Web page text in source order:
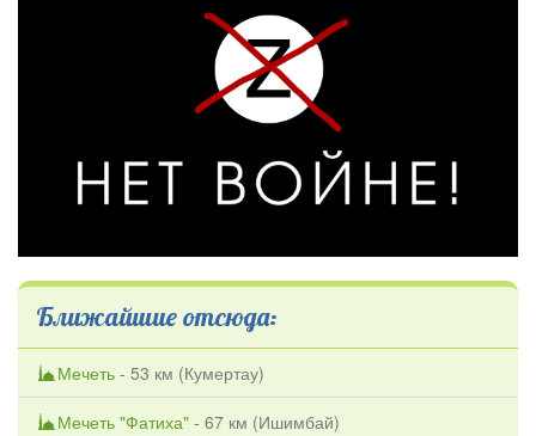
Ближайшие отсюда:
Мечеть - 53 км (Кумертау)
Мечеть "Фатиха" - 67 км (Ишимбай)